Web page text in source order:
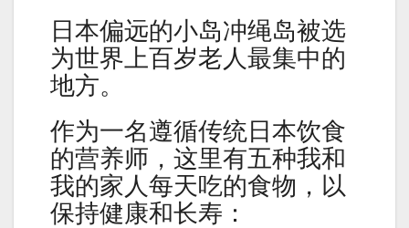
日本偏远的小岛冲绳岛被选
为世界上百岁老人最集中的
地方。
作为一名遵循传统日本饮食
的营养师，这里有五种我和
我的家人每天吃的食物，以
保持健康和长寿：